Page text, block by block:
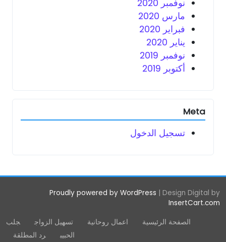
نوفمبر 2020
مارس 2020
فبراير 2020
يناير 2020
نوفمبر 2019
أكتوبر 2019
Meta
تسجيل الدخول
Proudly powered by WordPress
Design Digital by
InsertCart.com
الصفحة الرئيسية
اعمال روحانية تسهيل الزواج
جلب
الحبيب
رد المطلقة